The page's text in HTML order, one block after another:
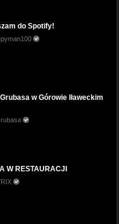
do Spotify!
w Górowie Iławeckim
W RESTAURACJI